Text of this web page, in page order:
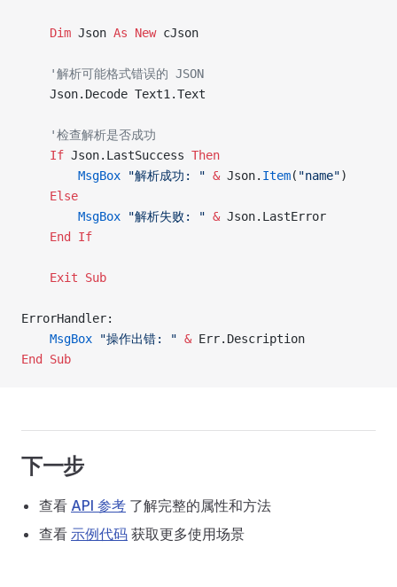
    Dim
Json As New cJson
    '解析可能格式错误的 JSON
    Json.Decode Text1.Text
    '检查解析是否成功
    If
Json.LastSuccess Then
        MsgBox
"解析成功: " & Json. Item( "name")
    Else
        MsgBox
"解析失败: " & Json.LastError
    End If
    Exit Sub
ErrorHandler:
    MsgBox
"操作出错: " & Err.Description
End Sub
下一步
查看 API 参考 了解完整的属性和方法
查看 示例代码 获取更多使用场景